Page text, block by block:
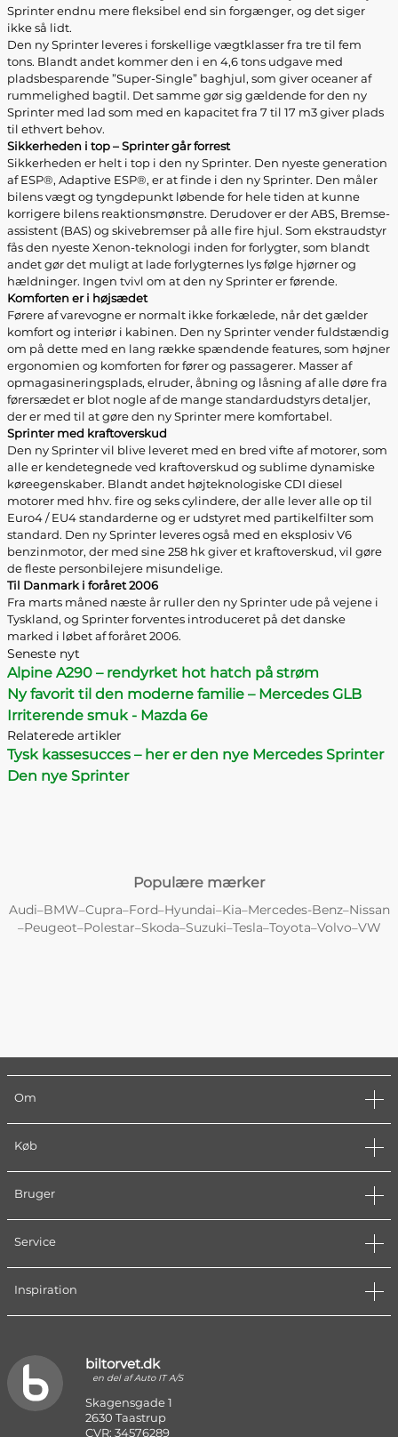
Sprinter endnu mere fleksibel end sin forgænger, og det siger
ikke så lidt.
Den ny Sprinter leveres i forskellige vægtklasser fra tre til fem
tons. Blandt andet kommer den i en 4,6 tons udgave med
pladsbesparende ”Super-Single” baghjul, som giver oceaner af
rummelighed bagtil. Det samme gør sig gældende for den ny
Sprinter med lad som med en kapacitet fra 7 til 17 m3 giver plads
til ethvert behov.
Sikkerheden i top – Sprinter går forrest
Sikkerheden er helt i top i den ny Sprinter. Den nyeste generation
af ESP®, Adaptive ESP®, er at finde i den ny Sprinter. Den måler
bilens vægt og tyngdepunkt løbende for hele tiden at kunne
korrigere bilens reaktionsmønstre. Derudover er der ABS, Bremse-
assistent (BAS) og skivebremser på alle fire hjul. Som ekstraudstyr
fås den nyeste Xenon-teknologi inden for forlygter, som blandt
andet gør det muligt at lade forlygternes lys følge hjørner og
hældninger. Ingen tvivl om at den ny Sprinter er førende.
Komforten er i højsædet
Førere af varevogne er normalt ikke forkælede, når det gælder
komfort og interiør i kabinen. Den ny Sprinter vender fuldstændig
om på dette med en lang række spændende features, som højner
ergonomien og komforten for fører og passagerer. Masser af
opmagasineringsplads, elruder, åbning og låsning af alle døre fra
førersædet er blot nogle af de mange standardudstyrs detaljer,
der er med til at gøre den ny Sprinter mere komfortabel.
Sprinter med kraftoverskud
Den ny Sprinter vil blive leveret med en bred vifte af motorer, som
alle er kendetegnede ved kraftoverskud og sublime dynamiske
køreegenskaber. Blandt andet højteknologiske CDI diesel
motorer med hhv. fire og seks cylindere, der alle lever alle op til
Euro4 / EU4 standarderne og er udstyret med partikelfilter som
standard. Den ny Sprinter leveres også med en eksplosiv V6
benzinmotor, der med sine 258 hk giver et kraftoverskud, vil gøre
de fleste personbilejere misundelige.
Til Danmark i foråret 2006
Fra marts måned næste år ruller den ny Sprinter ude på vejene i
Tyskland, og Sprinter forventes introduceret på det danske
marked i løbet af foråret 2006.
Seneste nyt
Alpine A290 – rendyrket hot hatch på strøm
Ny favorit til den moderne familie – Mercedes GLB
Irriterende smuk - Mazda 6e
Relaterede artikler
Tysk kassesucces – her er den nye Mercedes Sprinter
Den nye Sprinter
Populære mærker
Audi–BMW–Cupra–Ford–Hyundai–Kia–Mercedes-Benz–Nissan
–Peugeot–Polestar–Skoda–Suzuki–Tesla–Toyota–Volvo–VW
Om
Køb
Bruger
Service
Inspiration
biltorvet.dk
en del af Auto IT A/S
Skagensgade 1
2630 Taastrup
CVR: 34576289